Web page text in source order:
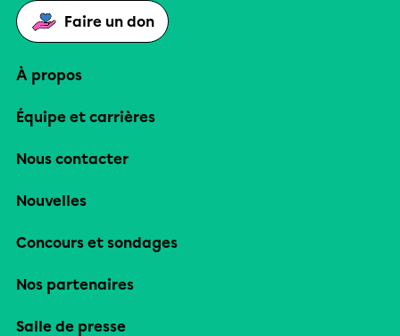
Faire un don
À propos
Équipe et carrières
Nous contacter
Nouvelles
Concours et sondages
Nos partenaires
Salle de presse